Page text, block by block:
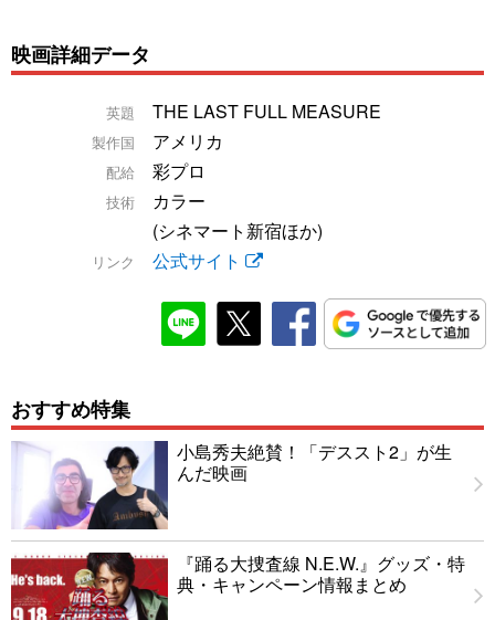
映画詳細データ
英題 THE LAST FULL MEASURE
製作国 アメリカ
配給 彩プロ
技術
カラー
(シネマート新宿ほか)
リンク 公式サイト
おすすめ特集
小島秀夫絶賛！「デススト2」が生
んだ映画
『踊る大捜査線 N.E.W.』グッズ・特
典・キャンペーン情報まとめ